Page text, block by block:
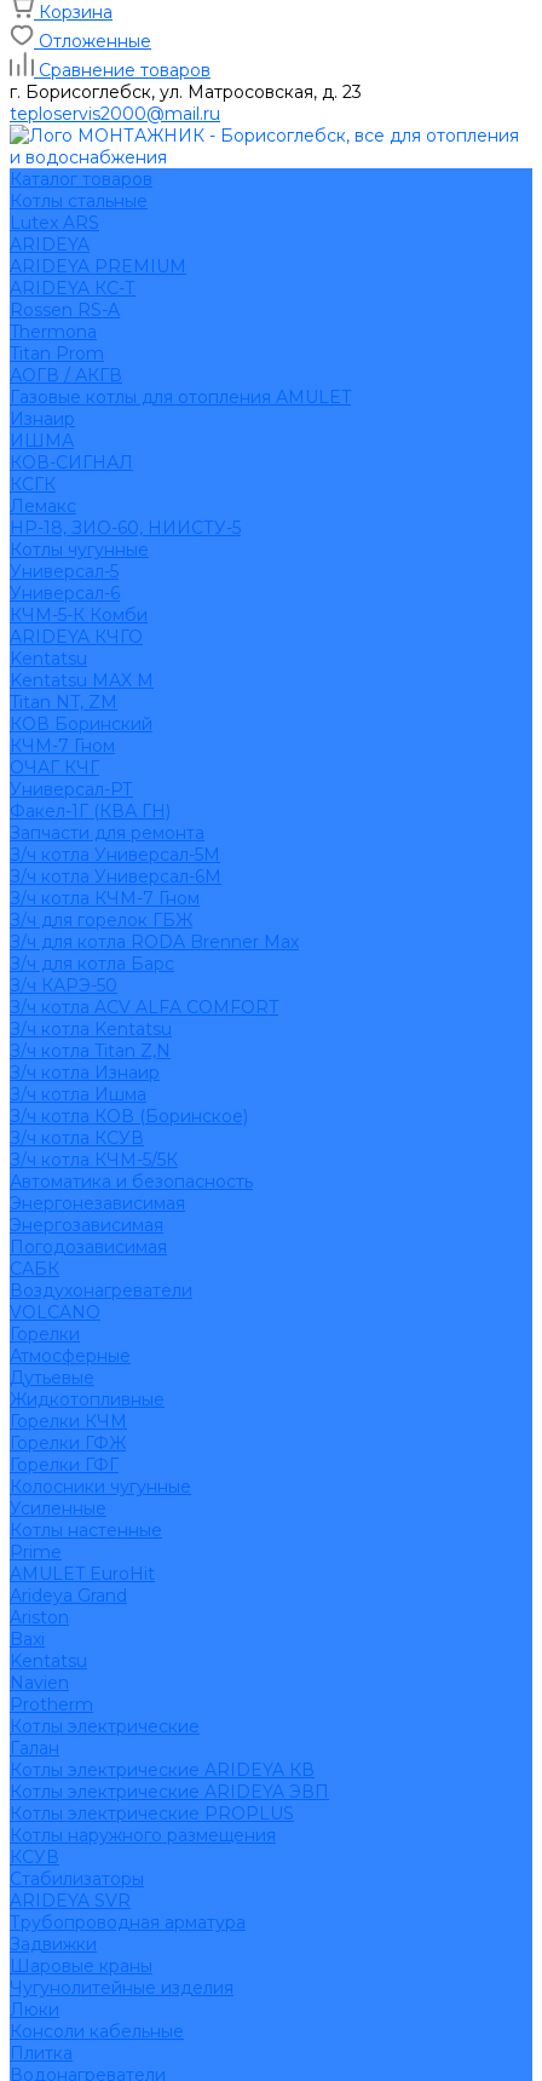
Корзина
Отложенные
Сравнение товаров
г. Борисоглебск, ул. Матросовская, д. 23
teploservis2000@mail.ru
Каталог товаров
Котлы стальные
Lutex ARS
ARIDEYA
ARIDEYA PREMIUM
ARIDEYA КС-Т
Rossen RS-A
Thermona
Titan Prom
АОГВ / АКГВ
Газовые котлы для отопления AMULET
Изнаир
ИШМА
КОВ-СИГНАЛ
КСГК
Лемакс
НР-18, ЗИО-60, НИИСТУ-5
Котлы чугунные
Универсал-5
Универсал-6
КЧМ-5-К Комби
ARIDEYA КЧГО
Kentatsu
Kentatsu MAX M
Titan NT, ZM
КОВ Боринский
КЧМ-7 Гном
ОЧАГ КЧГ
Универсал-РТ
Факел-1Г (КВА ГН)
Запчасти для ремонта
З/ч котла Универсал-5М
З/ч котла Универсал-6М
З/ч котла КЧМ-7 Гном
З/ч для горелок ГБЖ
З/ч для котла RODA Brenner Max
З/ч для котла Барс
З/ч КАРЭ-50
З/ч котла ACV ALFA COMFORT
З/ч котла Kentatsu
З/ч котла Titan Z,N
З/ч котла Изнаир
З/ч котла Ишма
З/ч котла КОВ (Боринское)
З/ч котла КСУВ
З/ч котла КЧМ-5/5К
Автоматика и безопасность
Энергонезависимая
Энергозависимая
Погодозависимая
САБК
Воздухонагреватели
VOLCANO
Горелки
Атмосферные
Дутьевые
Жидкотопливные
Горелки КЧМ
Горелки ГФЖ
Горелки ГФГ
Колосники чугунные
Усиленные
Котлы настенные
Prime
AMULET EuroHit
Arideya Grand
Ariston
Baxi
Kentatsu
Navien
Protherm
Котлы электрические
Галан
Котлы электрические ARIDEYA КВ
Котлы электрические ARIDEYA ЭВП
Котлы электрические PROPLUS
Котлы наружного размещения
КСУВ
Стабилизаторы
ARIDEYA SVR
Трубопроводная арматура
Задвижки
Шаровые краны
Чугунолитейные изделия
Люки
Консоли кабельные
Плитка
Водонагреватели